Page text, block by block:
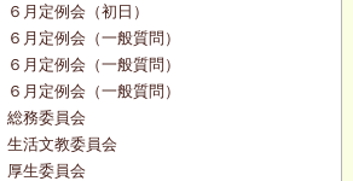
月定例会（初日）
定例会（一般質問）
定例会（一般質問）
定例会（一般質問）
務委員会
活文教委員会
生委員会